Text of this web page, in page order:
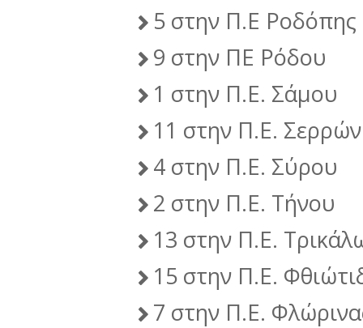
5 στην Π.Ε Ροδόπης
9 στην ΠΕ Ρόδου
1 στην Π.Ε. Σάμου
11 στην Π.Ε. Σερρών
4 στην Π.Ε. Σύρου
2 στην Π.Ε. Τήνου
13 στην Π.Ε.
15 στην Π.Ε.
7 στην Π.Ε.